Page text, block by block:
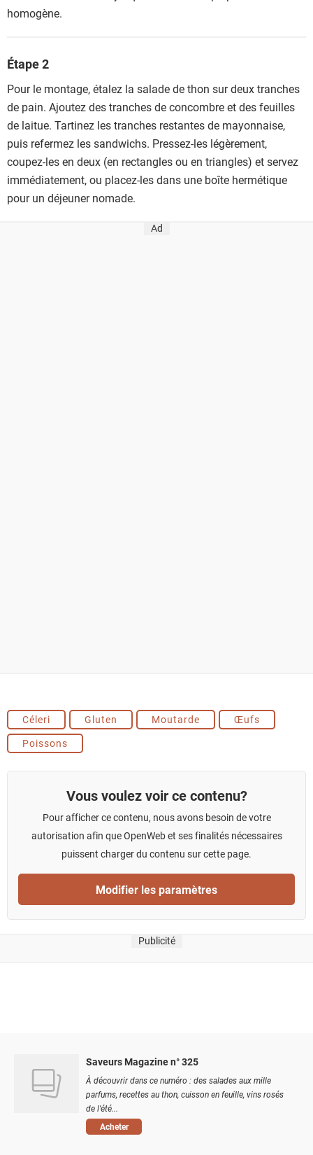
homogène.
Étape 2
Pour le montage, étalez la salade de thon sur deux tranches
de pain. Ajoutez des tranches de concombre et des feuilles
de laitue. Tartinez les tranches restantes de mayonnaise,
puis refermez les sandwichs. Pressez-les légèrement,
coupez-les en deux (en rectangles ou en triangles) et servez
immédiatement, ou placez-les dans une boîte hermétique
pour un déjeuner nomade.
Ad
Céleri Gluten Moutarde
Œufs
Poissons
Vous voulez voir ce contenu?
Pour afficher ce contenu, nous avons besoin de votre
autorisation afin que OpenWeb et ses finalités nécessaires
puissent charger du contenu sur cette page.
Modifier les paramètres
Publicité
Saveurs Magazine n° 325
À découvrir dans ce numéro : des salades aux mille
parfums, recettes au thon, cuisson en feuille, vins rosés
de l'été...
Acheter